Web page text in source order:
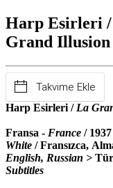
Harp Esirleri
Grand Illusion
Takvime Ekle
Harp Esirleri / La
Fransa - France /
White / Fransızca,
English, Russian >
Subtitles